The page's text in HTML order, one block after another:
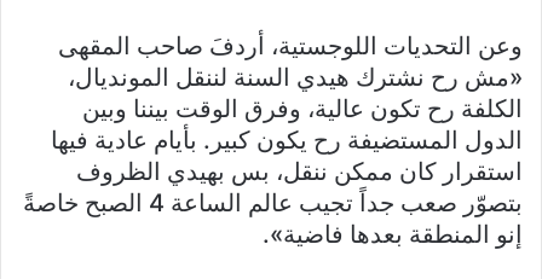
وعن التحديات اللوجستية، أردفَ صاحب المقهى
«مش رح نشترك هيدي السنة لننقل المونديال،
الكلفة رح تكون عالية، وفرق الوقت بيننا وبين
الدول المستضيفة رح يكون كبير. بأيام عادية فيها
استقرار كان ممكن ننقل، بس بهيدي الظروف
بتصوّر صعب جداً تجيب عالم الساعة 4 الصبح خاصةً
إنو المنطقة بعدها فاضية».